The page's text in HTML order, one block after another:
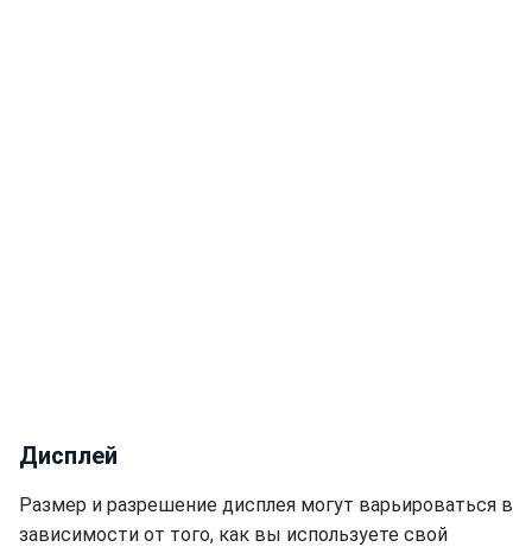
Дисплей
Размер и разрешение дисплея могут варьироваться в
зависимости от того, как вы используете свой